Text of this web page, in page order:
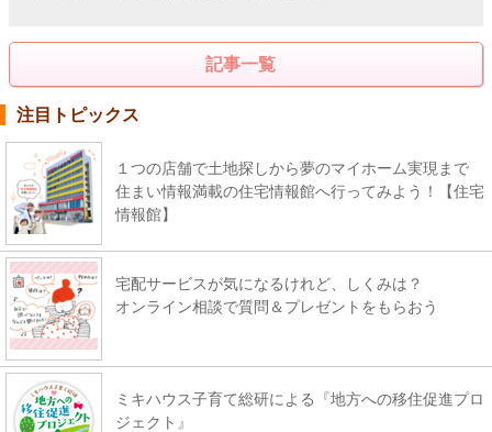
記事一覧
注目トピックス
１つの店舗で土地探しから夢のマイホーム実現まで
住まい情報満載の住宅情報館へ行ってみよう！【住宅
情報館】
宅配サービスが気になるけれど、しくみは？
オンライン相談で質問＆プレゼントをもらおう
ミキハウス子育て総研による『地方への移住促進プロ
ジェクト』